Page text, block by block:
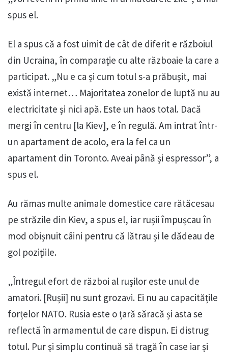
spus el.
El a spus că a fost uimit de cât de diferit e războiul
din Ucraina, în comparație cu alte războaie la care a
participat. „Nu e ca și cum totul s-a prăbușit, mai
există internet… Majoritatea zonelor de luptă nu au
electricitate și nici apă. Este un haos total. Dacă
mergi în centru [la Kiev], e în regulă. Am intrat într-
un apartament de acolo, era la fel ca un
apartament din Toronto. Aveai până și espressor”, a
spus el.
Au rămas multe animale domestice care rătăcesau
pe străzile din Kiev, a spus el, iar rușii împușcau în
mod obișnuit câini pentru că lătrau și le dădeau de
gol pozițiile.
„Întregul efort de război al rușilor este unul de
amatori. [Rușii] nu sunt grozavi. Ei nu au capacitățile
forțelor NATO. Rusia este o țară săracă și asta se
reflectă în armamentul de care dispun. Ei distrug
totul. Pur și simplu continuă să tragă în case iar și